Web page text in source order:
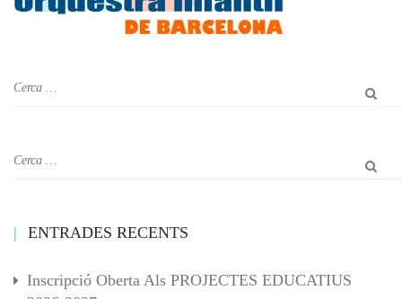
ENTRADES RECENTS
Inscripció Oberta Als PROJECTES EDUCATIUS